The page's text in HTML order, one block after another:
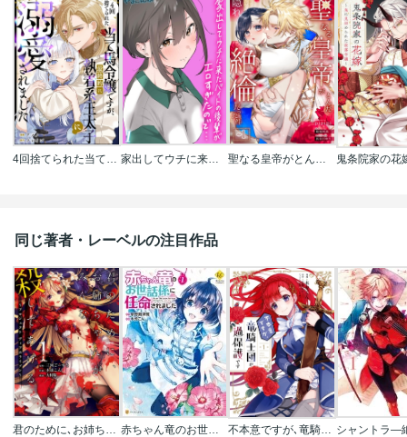
4回捨てられた当て馬令嬢ですが､最終的に執着系王太子に溺愛されました(単話版) 家出してウチに来たバイトの後輩がエロすぎたので… 聖なる皇帝がとんだ隠れ絶倫だった件【単話】
同じ著者・レーベルの注目作品
赤ちゃん竜のお世話係に任命されました